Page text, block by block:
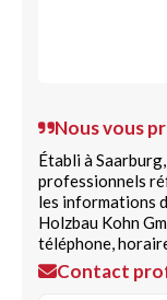
Nous vous
Établi à
professionnels
les informations
Holzbau Kohn
téléphone,
Contact